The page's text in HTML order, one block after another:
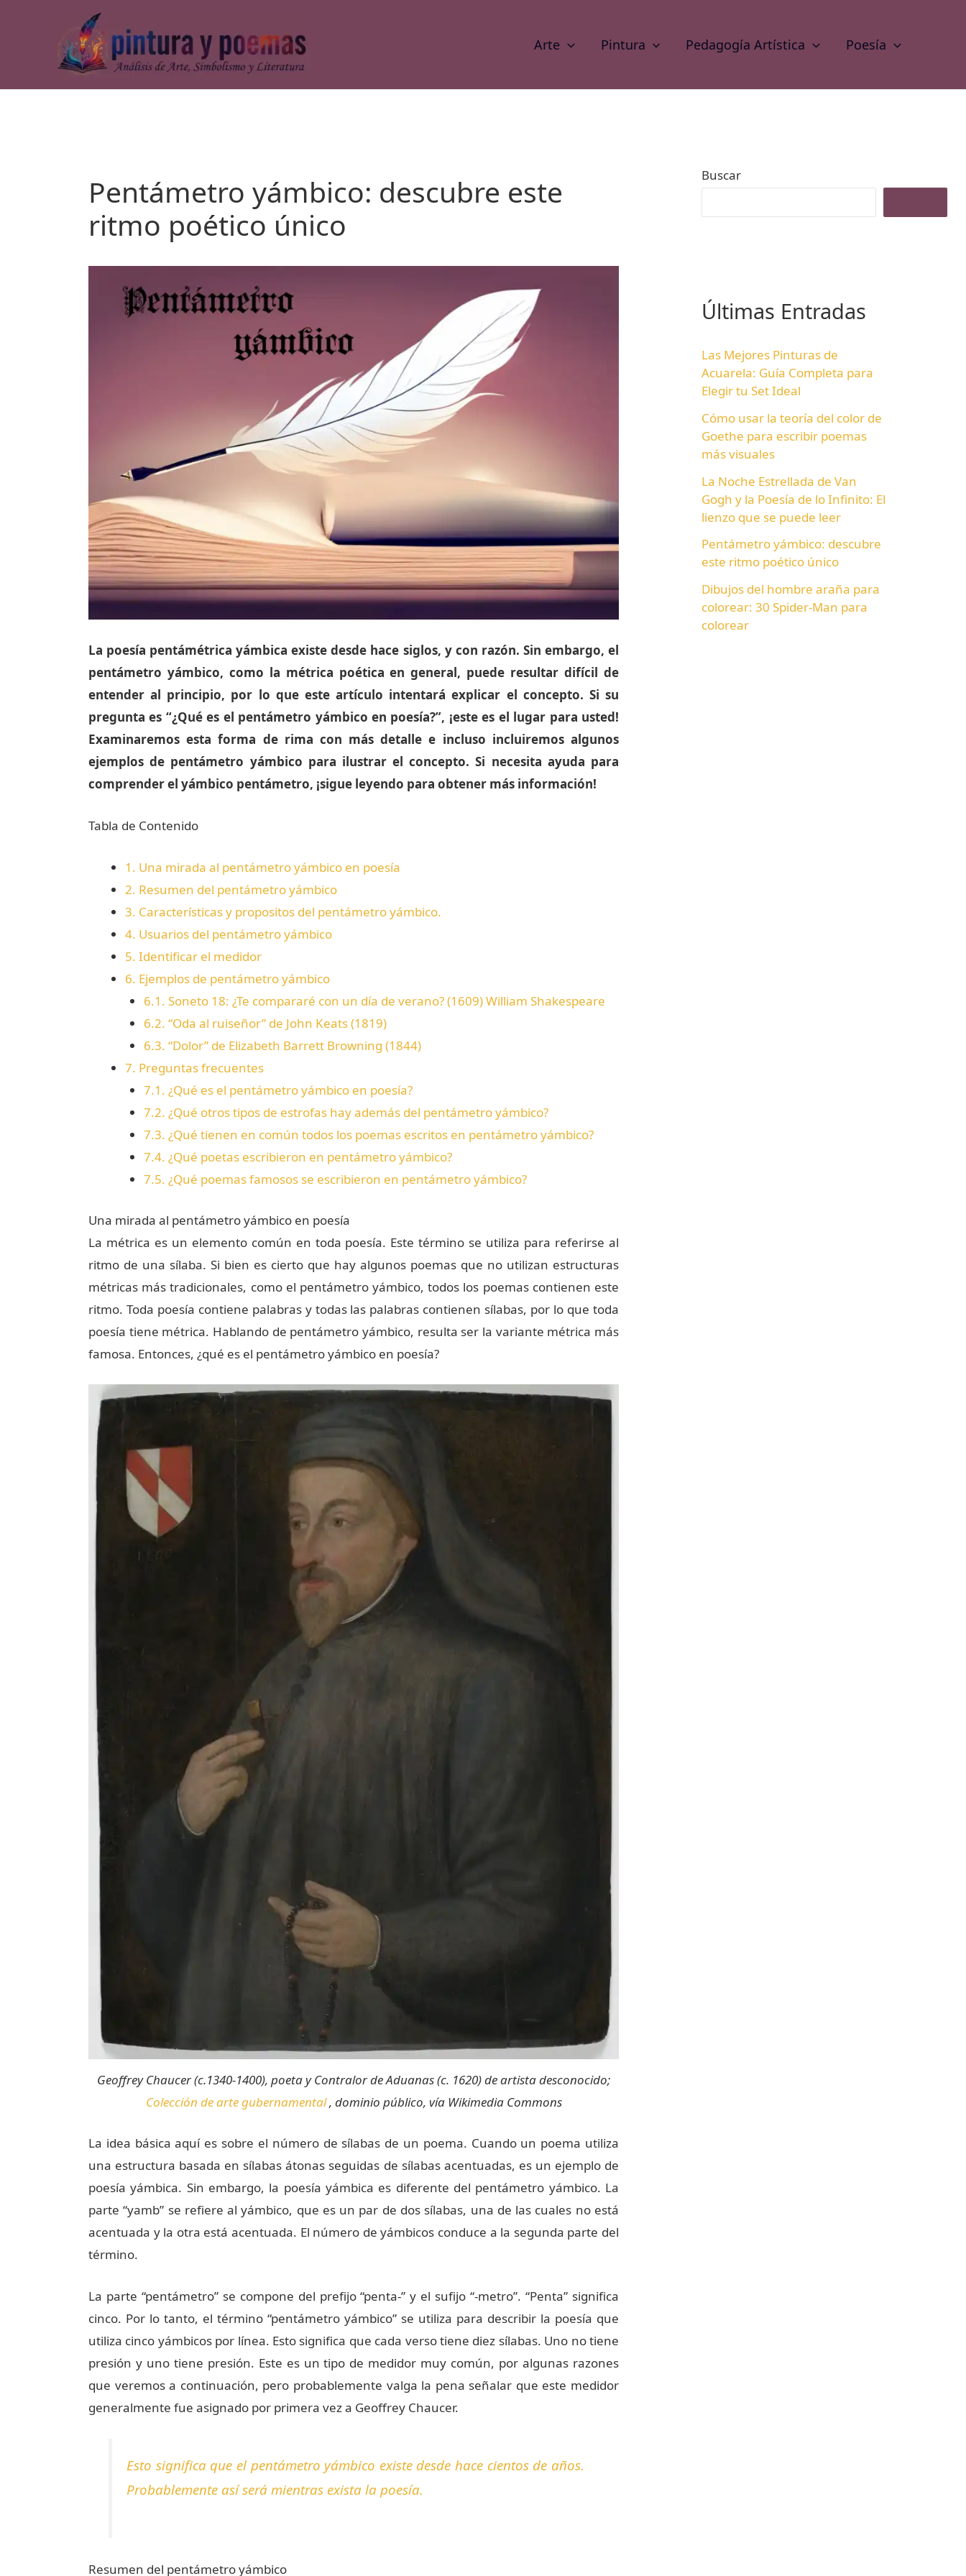
Arte Pintura Pedagogía Artística Poesía
Pentámetro yámbico: descubre este
ritmo poético único
La poesía pentámétrica yámbica existe desde hace siglos, y con razón. Sin embargo, el
pentámetro yámbico, como la métrica poética en general, puede resultar difícil de
entender al principio, por lo que este artículo intentará explicar el concepto. Si su
pregunta es “¿Qué es el pentámetro yámbico en poesía?”, ¡este es el lugar para usted!
Examinaremos esta forma de rima con más detalle e incluso incluiremos algunos
ejemplos de pentámetro yámbico para ilustrar el concepto. Si necesita ayuda para
comprender el yámbico pentámetro, ¡sigue leyendo para obtener más información!
Tabla de Contenido
1. Una mirada al pentámetro yámbico en poesía
2. Resumen del pentámetro yámbico
3. Características y propositos del pentámetro yámbico.
4. Usuarios del pentámetro yámbico
5. Identificar el medidor
6. Ejemplos de pentámetro yámbico
6.1. Soneto 18: ¿Te compararé con un día de verano? (1609) William Shakespeare
6.2. “Oda al ruiseñor” de John Keats (1819)
6.3. “Dolor” de Elizabeth Barrett Browning (1844)
7. Preguntas frecuentes
7.1. ¿Qué es el pentámetro yámbico en poesía?
7.2. ¿Qué otros tipos de estrofas hay además del pentámetro yámbico?
7.3. ¿Qué tienen en común todos los poemas escritos en pentámetro yámbico?
7.4. ¿Qué poetas escribieron en pentámetro yámbico?
7.5. ¿Qué poemas famosos se escribieron en pentámetro yámbico?
Una mirada al pentámetro yámbico en poesía
La métrica es un elemento común en toda poesía. Este término se utiliza para referirse al
ritmo de una sílaba. Si bien es cierto que hay algunos poemas que no utilizan estructuras
métricas más tradicionales, como el pentámetro yámbico, todos los poemas contienen este
ritmo. Toda poesía contiene palabras y todas las palabras contienen sílabas, por lo que toda
poesía tiene métrica. Hablando de pentámetro yámbico, resulta ser la variante métrica más
famosa. Entonces, ¿qué es el pentámetro yámbico en poesía?
Geoffrey Chaucer (c.1340-1400), poeta y Contralor de Aduanas (c. 1620) de artista desconocido;
Colección de arte gubernamental, dominio público, vía Wikimedia Commons
La idea básica aquí es sobre el número de sílabas de un poema. Cuando un poema utiliza
una estructura basada en sílabas átonas seguidas de sílabas acentuadas, es un ejemplo de
poesía yámbica. Sin embargo, la poesía yámbica es diferente del pentámetro yámbico. La
parte “yamb” se refiere al yámbico, que es un par de dos sílabas, una de las cuales no está
acentuada y la otra está acentuada. El número de yámbicos conduce a la segunda parte del
término.
La parte “pentámetro” se compone del prefijo “penta-” y el sufijo “-metro”. “Penta” significa
cinco. Por lo tanto, el término “pentámetro yámbico” se utiliza para describir la poesía que
utiliza cinco yámbicos por línea. Esto significa que cada verso tiene diez sílabas. Uno no tiene
presión y uno tiene presión. Este es un tipo de medidor muy común, por algunas razones
que veremos a continuación, pero probablemente valga la pena señalar que este medidor
generalmente fue asignado por primera vez a Geoffrey Chaucer.
Esto significa que el pentámetro yámbico existe desde hace cientos de años.
Probablemente así será mientras exista la poesía.
Resumen del pentámetro yámbico
Buscar
Últimas Entradas
Las Mejores Pinturas de
Acuarela: Guía Completa para
Elegir tu Set Ideal
Cómo usar la teoría del color de
Goethe para escribir poemas
más visuales
La Noche Estrellada de Van
Gogh y la Poesía de lo Infinito: El
lienzo que se puede leer
Pentámetro yámbico: descubre
este ritmo poético único
Dibujos del hombre araña para
colorear: 30 Spider-Man para
colorear